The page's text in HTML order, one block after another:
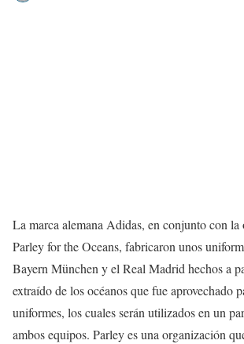
La marca alemana Adidas, en conjunto con la
Parley for the Oceans, fabricaron unos
Bayern München y el Real Madrid hechos a
extraído de los océanos que fue aprovechado
uniformes, los cuales serán utilizados en un
ambos equipos. Parley es una organización